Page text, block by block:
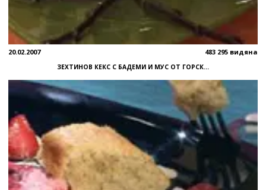
20.02.2007 483 295 видяна
ЗЕХТИНОВ КЕКС С БАДЕМИ И МУС ОТ ГОРСК...